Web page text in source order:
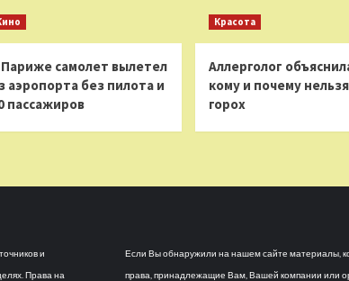
самолет вылетел
аэропорта без пилота и
пассажиров
Красота
Аллерголог
кому и почему
горох
и
Права на
Если Вы обнаружили на нашем сайте материалы,
права, принадлежащие Вам, Вашей компании или